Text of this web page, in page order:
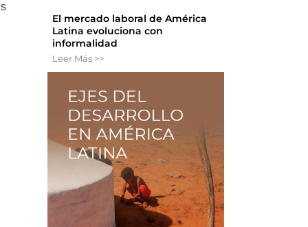
El mercado laboral de América
Latina evoluciona con
informalidad
Leer Más >>